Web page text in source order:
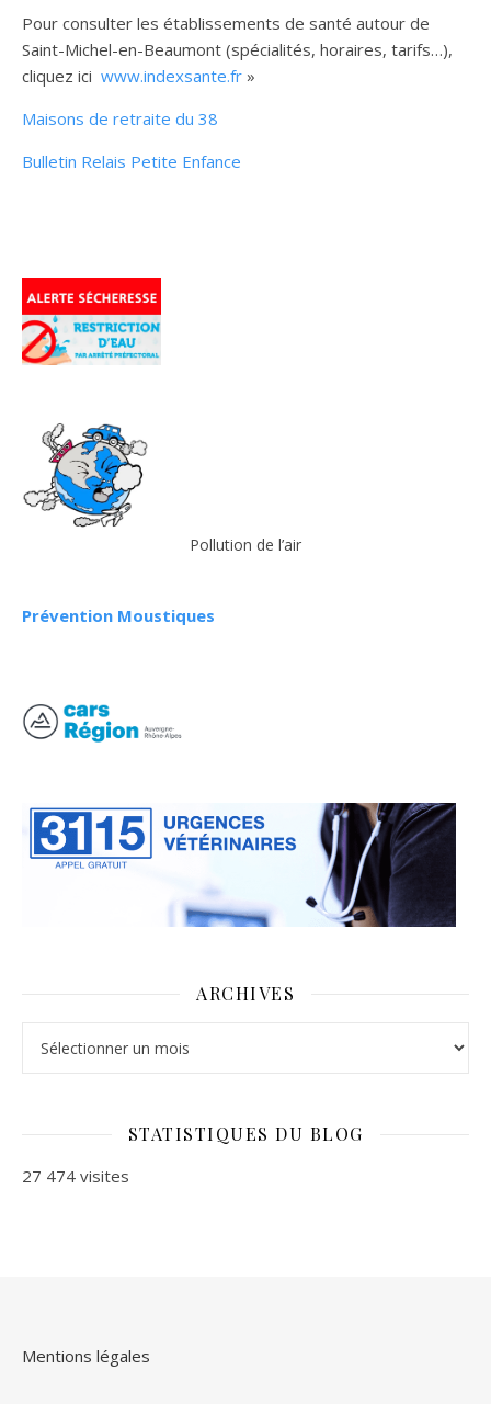
Pour consulter les établissements de santé autour de
Saint-Michel-en-Beaumont (spécialités, horaires, tarifs…),
cliquez ici www.indexsante.fr »
Maisons de retraite du 38
Bulletin Relais Petite Enfance
Pollution de l’air
Prévention Moustiques
ARCHIVES
STATISTIQUES DU BLOG
27 474 visites
Mentions légales